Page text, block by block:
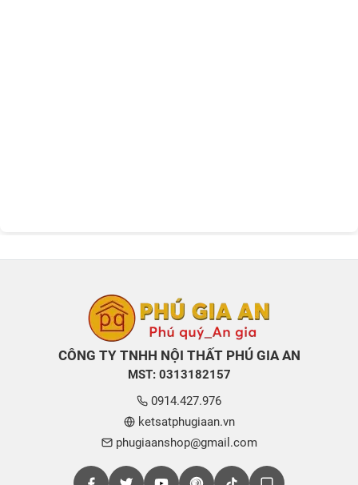
CÔNG TY TNHH NỘI THẤT PHÚ GIA AN
MST: 0313182157
0914.427.976
ketsatphugiaan.vn
phugiaanshop@gmail.com